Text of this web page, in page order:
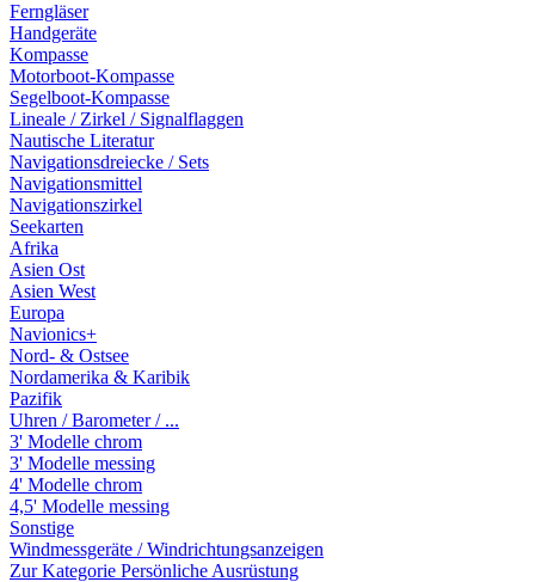
Ferngläser
Handgeräte
Kompasse
Motorboot-Kompasse
Segelboot-Kompasse
Lineale / Zirkel / Signalflaggen
Nautische Literatur
Navigationsdreiecke / Sets
Navigationsmittel
Navigationszirkel
Seekarten
Afrika
Asien Ost
Asien West
Europa
Navionics+
Nord- & Ostsee
Nordamerika & Karibik
Pazifik
Uhren / Barometer / ...
3' Modelle chrom
3' Modelle messing
4' Modelle chrom
4,5' Modelle messing
Sonstige
Windmessgeräte / Windrichtungsanzeigen
Zur Kategorie Persönliche Ausrüstung